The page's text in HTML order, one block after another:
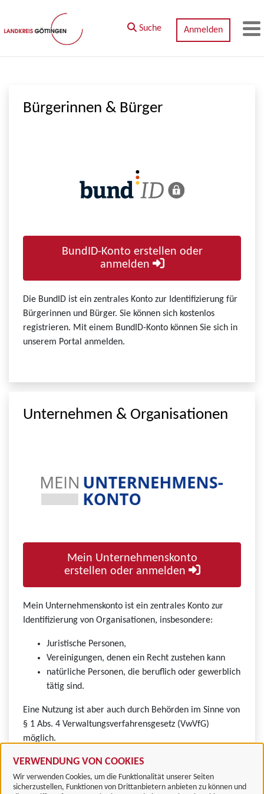
Zum Hauptinhalt springen
VERWENDUNG VON COOKIES
Wir verwenden Cookies, um die Funktionalität unserer Seiten
sicherzustellen, Funktionen von Drittanbietern anbieten zu können und
Suche Anmelden
Bürgerinnen & Bürger
BundID-Konto erstellen oder
anmelden
Die BundID ist ein zentrales Konto zur Identifizierung für
Bürgerinnen und Bürger. Sie können sich kostenlos
registrieren. Mit einem BundID-Konto können Sie sich in
unserem Portal anmelden.
Unternehmen & Organisationen
Mein Unternehmenskonto
erstellen oder anmelden
Mein Unternehmenskonto ist ein zentrales Konto zur
Identifizierung von Organisationen, insbesondere:
Juristische Personen,
Vereinigungen, denen ein Recht zustehen kann
natürliche Personen, die beruflich oder gewerblich
tätig sind.
Eine Nutzung ist aber auch durch Behörden im Sinne von
§ 1 Abs. 4 Verwaltungsverfahrensgesetz (VwVfG)
möglich.